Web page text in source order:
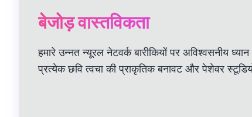
बेजोड़ वास्तविकता
हमारे उन्नत न्यूरल नेटवर्क बारीकियों पर अविश्वसनीय
प्रत्येक छवि त्वचा की प्राकृतिक बनावट और पेशेवर